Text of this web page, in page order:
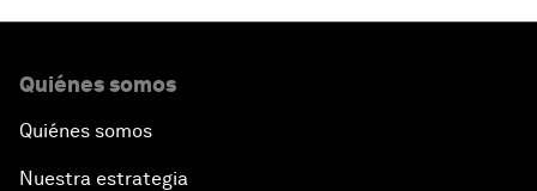
Quiénes somos
Quiénes somos
Nuestra estrategia